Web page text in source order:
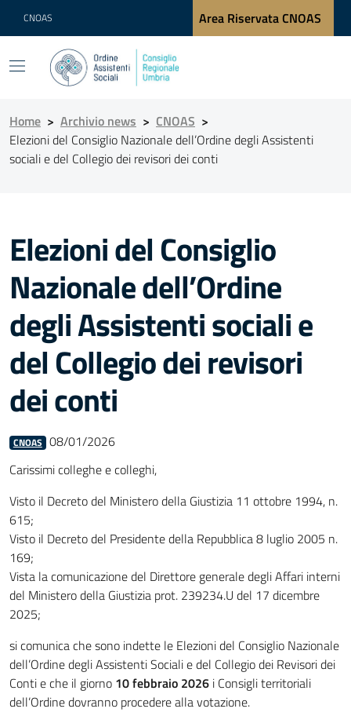
CNOAS Area Riservata CNOAS
Home > Archivio news > CNOAS >
Elezioni del Consiglio Nazionale dell’Ordine degli Assistenti
sociali e del Collegio dei revisori dei conti
Elezioni del Consiglio
Nazionale dell’Ordine
degli Assistenti sociali e
del Collegio dei revisori
dei conti
CNOAS 08/01/2026
Carissimi colleghe e colleghi,
Visto il Decreto del Ministero della Giustizia 11 ottobre 1994, n.
615;
Visto il Decreto del Presidente della Repubblica 8 luglio 2005 n.
169;
Vista la comunicazione del Direttore generale degli Affari interni
del Ministero della Giustizia prot. 239234.U del 17 dicembre
2025;
si comunica che sono indette le Elezioni del Consiglio Nazionale
dell’Ordine degli Assistenti Sociali e del Collegio dei Revisori dei
Conti e che il giorno 10 febbraio 2026 i Consigli territoriali
dell’Ordine dovranno procedere alla votazione.